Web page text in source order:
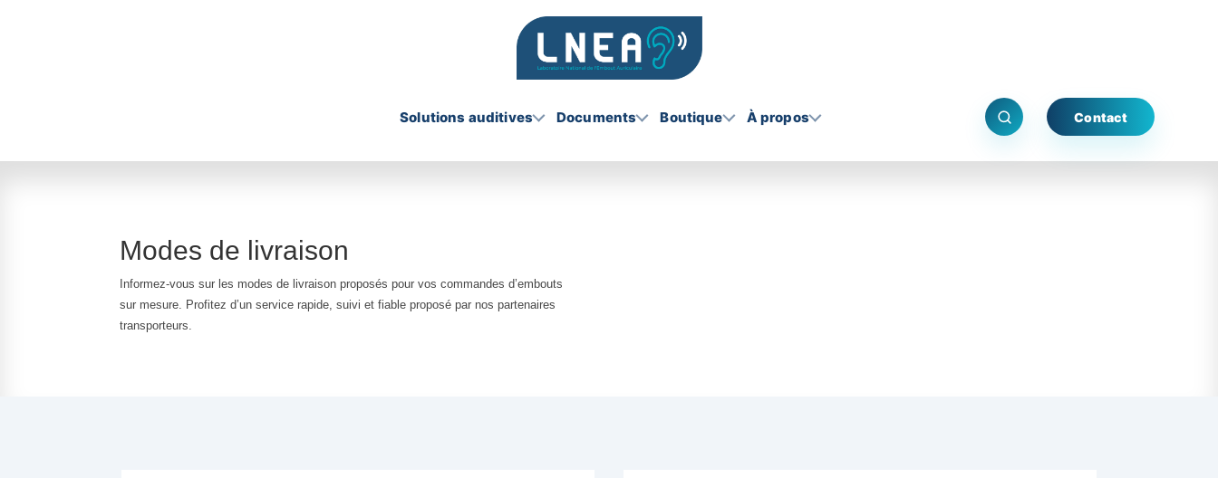
Solutions auditives Documents Boutique À propos Contact
Modes de livraison
Informez-vous sur les modes de livraison proposés pour vos commandes d’embouts
sur mesure. Profitez d’un service rapide, suivi et fiable proposé par nos partenaires
transporteurs.